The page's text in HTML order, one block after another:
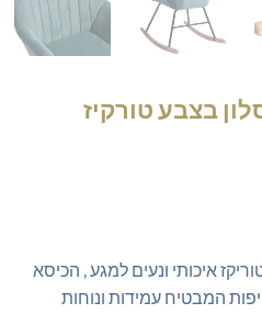
בצבע טורקיז
איכותי ונעים למגע , הכיסא
המבטיח עמידות ונוחות